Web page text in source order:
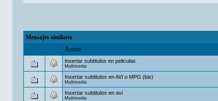
Mensajes similares
Asunto
insertar subtitulos en peliculas
Multimedia
Insertar subtitulos en AVI o MPG (bis)
Multimedia
Insertar subtitulos en avi
Multimedia